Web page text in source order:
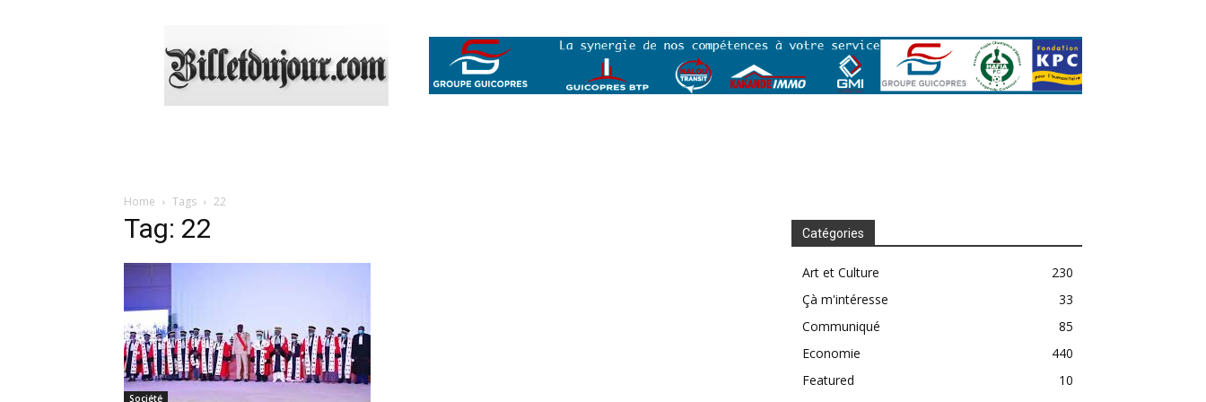
Home Tags 22
Tag: 22
Société
Catégories
Art et Culture
230
Çà m'intéresse
33
Communiqué
85
Economie
440
Featured
10